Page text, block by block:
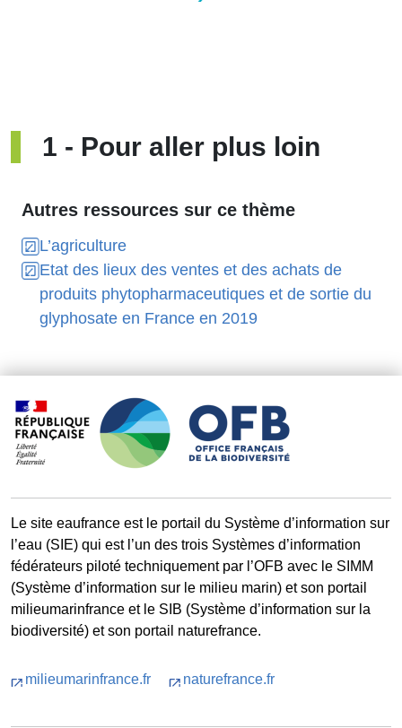
1 - Pour aller plus loin
Autres ressources sur ce thème
L’agriculture
Etat des lieux des ventes et des achats de
produits phytopharmaceutiques et de sortie du
glyphosate en France en 2019
Le site eaufrance est le portail du Système d’information sur
l’eau (SIE) qui est l’un des trois Systèmes d’information
fédérateurs piloté techniquement par l’OFB avec le SIMM
(Système d’information sur le milieu marin) et son portail
milieumarinfrance et le SIB (Système d’information sur la
biodiversité) et son portail naturefrance.
milieumarinfrance.fr naturefrance.fr